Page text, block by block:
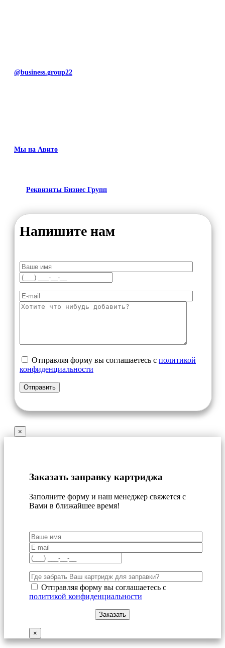
@business.group22
Мы на Авито
Реквизиты Бизнес Групп
Напишите нам
Отправляя форму вы соглашаетесь с политикой
конфиденциальности
×
Заказать заправку картриджа
Заполните форму и наш менеджер свяжется с
Вами в ближайшее время!
Отправляя форму вы соглашаетесь с
политикой конфиденциальности
×